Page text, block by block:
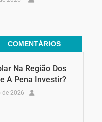
COMENTÁRIOS
Na Região Dos
A Pena Investir?
de 2026